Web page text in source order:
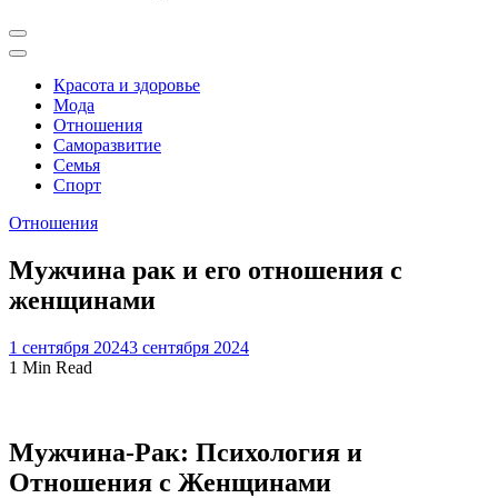
Красота и здоровье
Мода
Отношения
Саморазвитие
Семья
Спорт
Отношения
Мужчина рак и его отношения с
женщинами
1 сентября 20243 сентября 2024
1 Min Read
Мужчина-Рак: Психология и
Отношения с Женщинами